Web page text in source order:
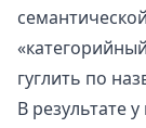
гуглить по
В результате